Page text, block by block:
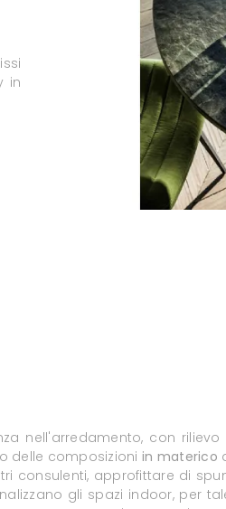
in
nell'arredamento, con
delle composizioniin materico
consulenti, approfittare di
gli spazi indoor, per